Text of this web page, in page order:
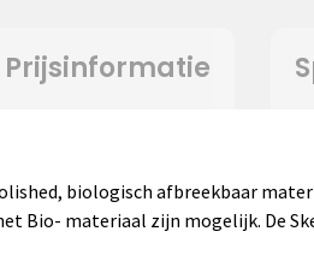
Prijsinformatie
biologisch afbreekbaar
Bio- materiaal zijn mogelijk. De